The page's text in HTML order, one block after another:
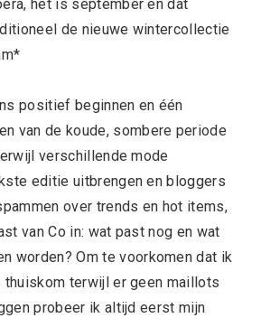
het is september en dat
de nieuwe wintercollectie
positief beginnen en één
van de koude, sombere periode
verschillende mode
editie uitbrengen en bloggers
over trends en hot items,
van Co in: wat past nog en wat
worden? Om te voorkomen dat ik
terwijl er geen maillots
probeer ik altijd eerst mijn